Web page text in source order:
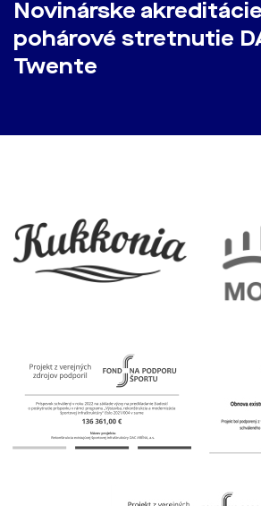
Novinárske
pohárové stretnutie
Twente